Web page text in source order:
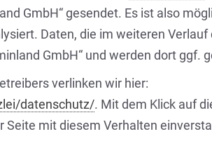
GmbH“ gesendet. Es ist also
Daten, die im weiteren
GmbH“ und werden dort ggf.
verlinken wir hier:
datenschutz/. Mit dem Klick auf
Seite mit diesem Verhalten